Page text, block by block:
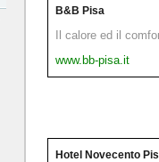
B&B Pisa
Il calore ed il
www.bb-pisa.it
Hotel Novecento